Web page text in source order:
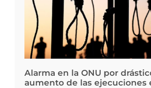
Alarma en la ONU por
aumento de las ejecuciones